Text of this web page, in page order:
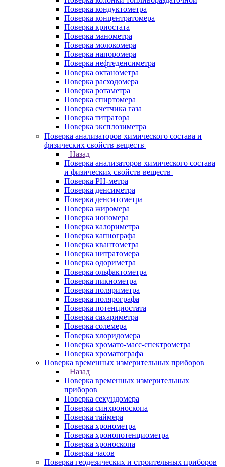
Поверка кондуктометра
Поверка концентратомера
Поверка криостата
Поверка манометра
Поверка молокомера
Поверка напоромера
Поверка нефтеденсиметра
Поверка октанометра
Поверка расходомера
Поверка ротаметра
Поверка спиртомера
Поверка счетчика газа
Поверка титратора
Поверка эксплозиметра
Поверка анализаторов химического состава и
физических свойств веществ
Назад
Поверка анализаторов химического состава
и физических свойств веществ
Поверка PH-метра
Поверка денсиметра
Поверка денситометра
Поверка жиромера
Поверка иономера
Поверка калориметра
Поверка капнографа
Поверка квантометра
Поверка нитратомера
Поверка одориметра
Поверка ольфактометра
Поверка пикнометра
Поверка поляриметра
Поверка полярографа
Поверка потенциостата
Поверка сахариметра
Поверка солемера
Поверка хлоридомера
Поверка хромато-масс-спектрометра
Поверка хроматографа
Поверка временных измерительных приборов
Назад
Поверка временных измерительных
приборов
Поверка секундомера
Поверка синхроноскопа
Поверка таймера
Поверка хронометра
Поверка хронопотенциометра
Поверка хроноскопа
Поверка часов
Поверка геодезических и строительных приборов